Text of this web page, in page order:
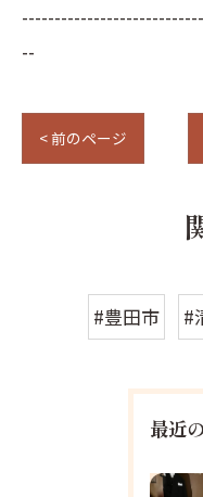
--
< 前のページ
#豊田市 #
最近